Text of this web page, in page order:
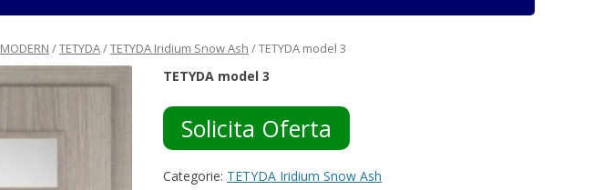
MODERN /TETYDA/TETYDA Iridium Snow Ash / TETYDA model 3
TETYDA model 3
Solicita Oferta
Categorie: TETYDA Iridium Snow Ash